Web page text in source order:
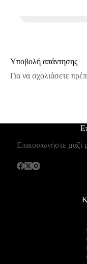
Υποβολή απάντησης
Για να σχολιάσετε
Επικοινωνήστε